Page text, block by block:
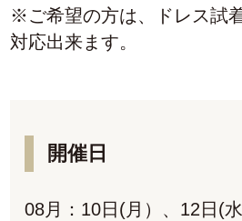
※ご希望の方は、ドレス試
対応出来ます。
開催日
08月：10日(月）、12日(